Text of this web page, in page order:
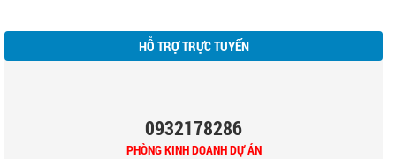
HỖ TRỢ TRỰC TUYẾN
0932178286
PHÒNG KINH DOANH DỰ ÁN